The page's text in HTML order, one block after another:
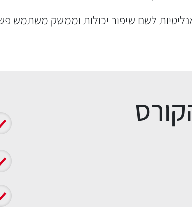
לשם שיפור יכולות וממשק משתמש